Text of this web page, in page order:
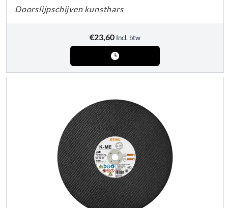
Doorslijpschijven kunsthars
€23,60 Incl. btw